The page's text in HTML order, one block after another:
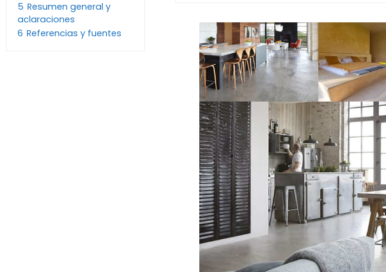
5 Resumen general y
aclaraciones
6 Referencias y fuentes